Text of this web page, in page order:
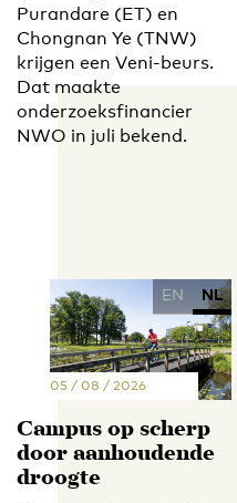
Purandare (ET) en
Chongnan Ye (TNW)
krijgen een Veni-beurs.
Dat maakte
onderzoeksfinancier
NWO in juli bekend.
EN NL
05 / 08 / 2026
Campus op scherp
door aanhoudende
droogte